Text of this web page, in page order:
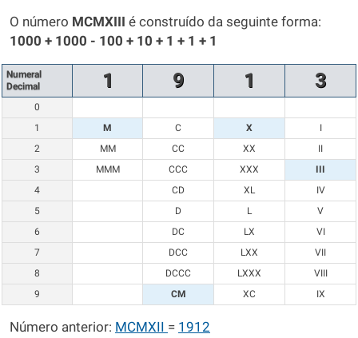
O número MCMXIII é construído da seguinte forma:
1000 + 1000 - 100 + 10 + 1 + 1 + 1
Numeral
Decimal
1 9 1 3
0
1
M C X
I
2
MM CC XX
II
3
MMM CCC XXX
III
4
CD XL
IV
5
D L
V
6
DC LX
VI
7
DCC LXX
VII
8
DCCC LXXX
VIII
9
CM XC IX
Número anterior: MCMXII = 1912